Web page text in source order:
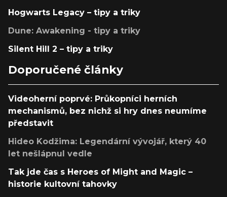
Hogwarts Legacy – tipy a triky
Dune: Awakening - tipy a triky
Silent Hill 2 – tipy a triky
Doporučené články
Videoherní poprvé: Průkopníci herních
mechanismů, bez nichž si hry dnes neumíme
představit
Hideo Kodžima: Legendární vývojář, který 40
let nešlápnul vedle
Tak jde čas s Heroes of Might and Magic –
historie kultovní tahovky